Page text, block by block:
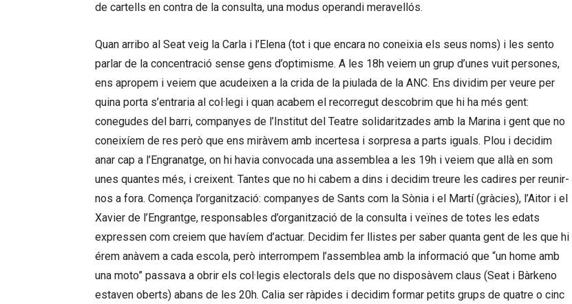
de cartells en contra de la consulta, una modus operandi meravellós.
Quan arribo al Seat veig la Carla i l’Elena (tot i que encara no coneixia els seus noms) i les sento
parlar de la concentració sense gens d’optimisme. A les 18h veiem un grup d’unes vuit persones,
ens apropem i veiem que acudeixen a la crida de la piulada de la ANC. Ens dividim per veure per
quina porta s’entraria al col·legi i quan acabem el recorregut descobrim que hi ha més gent:
conegudes del barri, companyes de l’Institut del Teatre solidaritzades amb la Marina i gent que no
coneixíem de res però que ens miràvem amb incertesa i sorpresa a parts iguals. Plou i decidim
anar cap a l’Engranatge, on hi havia convocada una assemblea a les 19h i veiem que allà en som
unes quantes més, i creixent. Tantes que no hi cabem a dins i decidim treure les cadires per reunir-
nos a fora. Comença l’organització: companyes de Sants com la Sònia i el Martí (gràcies), l’Aitor i el
Xavier de l’Engrantge, responsables d’organització de la consulta i veïnes de totes les edats
expressen com creiem que havíem d’actuar. Decidim fer llistes per saber quanta gent de les que hi
érem anàvem a cada escola, però interrompem l’assemblea amb la informació que “un home amb
una moto” passava a obrir els col·legis electorals dels que no disposàvem claus (Seat i Bàrkeno
estaven oberts) abans de les 20h. Calia ser ràpides i decidim formar petits grups de quatre o cinc